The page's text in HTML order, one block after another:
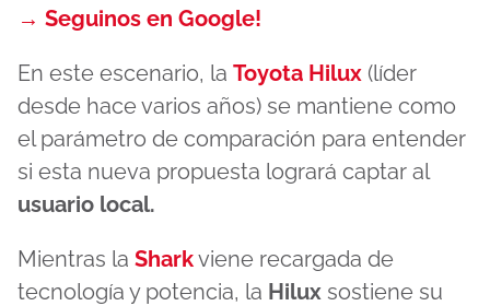
→ Seguinos en Google!
En este escenario, la Toyota Hilux (líder
desde hace varios años) se mantiene como
el parámetro de comparación para entender
si esta nueva propuesta logrará captar al
usuario local.
Mientras la Sharkviene recargada de
tecnología y potencia, la Hilux sostiene su